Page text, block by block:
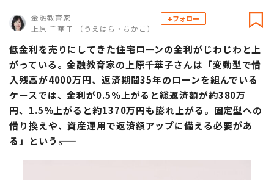
金融教育家
上原 千華子 （うえはら・ちかこ）
+フォロー
低金利を売りにしてきた住宅ローンの金利がじわじわと上
がっている。金融教育家の上原千華子さんは「変動型で借
入残高が4000万円、返済期間35年のローンを組んでいる
ケースでは、金利が0.5％上がると総返済額が約380万
円、1.5％上がると約1370万円も膨れ上がる。固定型への
借り換えや、資産運用で返済額アップに備える必要があ
る」という――。